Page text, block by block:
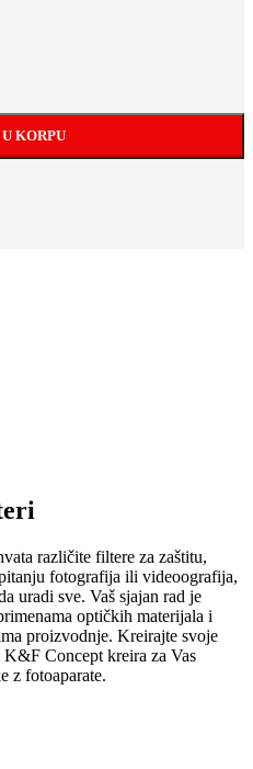
UV filter with (Waterproof
KORPU
različite filtere za zaštitu,
fotografija ili videoografija,
uradi sve. Vaš sjajan rad je
optičkih materijala i
proizvodnje. Kreirajte svoje
Concept kreira za Vas
z fotoaparate.